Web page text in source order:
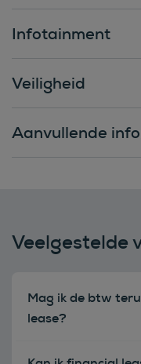
Infotainment
Veiligheid
Aanvullende
Veelgestelde
Mag ik de btw
lease?